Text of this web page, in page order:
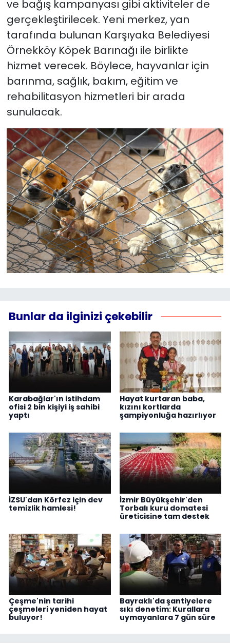
ve bağış kampanyası gibi aktiviteler de
gerçekleştirilecek. Yeni merkez, yan
tarafında bulunan Karşıyaka Belediyesi
Örnekköy Köpek Barınağı ile birlikte
hizmet verecek. Böylece, hayvanlar için
barınma, sağlık, bakım, eğitim ve
rehabilitasyon hizmetleri bir arada
sunulacak.
Bunlar da ilginizi çekebilir
Karabağlar'ın istihdam
ofisi 2 bin kişiyi iş sahibi
yaptı
Hayat kurtaran baba,
kızını kortlarda
şampiyonluğa hazırlıyor
İZSU'dan Körfez için dev
temizlik hamlesi!
İzmir Büyükşehir'den
Torbalı kuru domatesi
üreticisine tam destek
Çeşme'nin tarihi
çeşmeleri yeniden hayat
buluyor!
Bayraklı'da şantiyelere
sıkı denetim: Kurallara
uymayanlara 7 gün süre